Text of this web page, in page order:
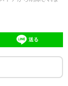
送る